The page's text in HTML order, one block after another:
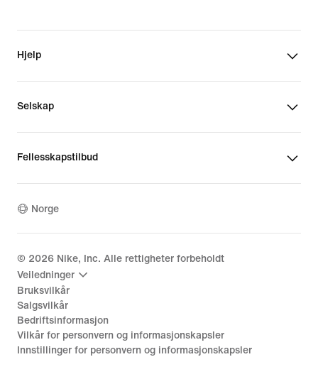
Hjelp
Selskap
Fellesskapstilbud
Norge
© 2026 Nike, Inc. Alle rettigheter forbeholdt
Veiledninger
Bruksvilkår
Salgsvilkår
Bedriftsinformasjon
Vilkår for personvern og informasjonskapsler
Innstillinger for personvern og informasjonskapsler